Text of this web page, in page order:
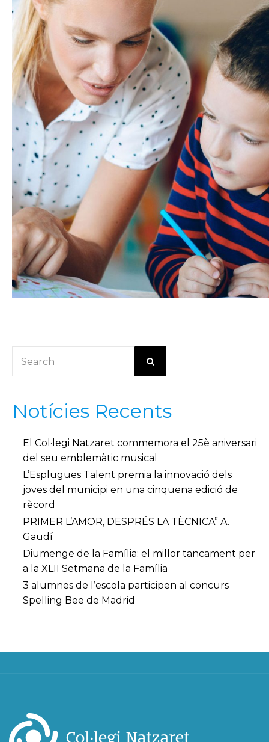
Notícies Recents
El Col·legi Natzaret commemora el 25è aniversari
del seu emblemàtic musical
L’Esplugues Talent premia la innovació dels
joves del municipi en una cinquena edició de
rècord
PRIMER L’AMOR, DESPRÉS LA TÈCNICA” A.
Gaudí
Diumenge de la Família: el millor tancament per
a la XLII Setmana de la Família
3 alumnes de l’escola participen al concurs
Spelling Bee de Madrid